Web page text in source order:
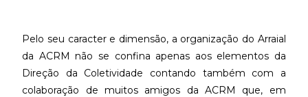
Pelo seu caracter e dimensão, a organização do Arraial
da ACRM não se confina apenas aos elementos da
Direção da Coletividade contando também com a
colaboração de muitos amigos da ACRM que, em